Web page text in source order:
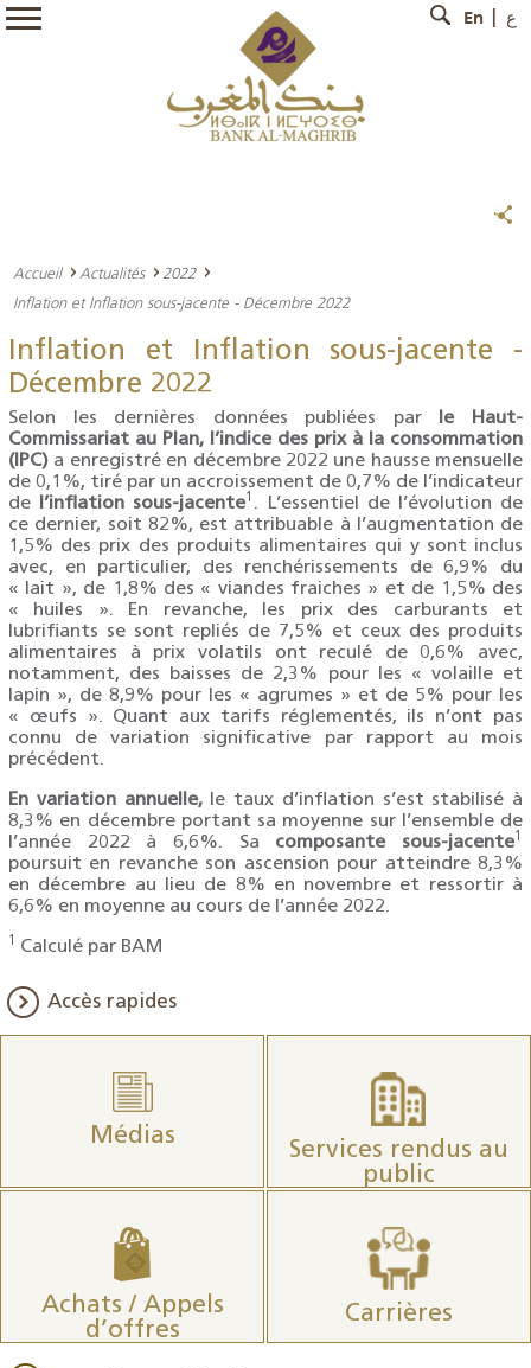
En ع
Accueil Actualités
2022
Inflation et Inflation sous-jacente - Décembre 2022
Inflation et Inflation sous-jacente -
Décembre 2022
Selon les dernières données publiées par
le Haut-
Commissariat au Plan, l’indice des prix à la consommation
(IPC) a enregistré en décembre 2022 une hausse mensuelle
de 0,1%, tiré par un accroissement de 0,7% de l’indicateur
de
l’inflation sous-jacente1 . L’essentiel de l’évolution de
ce dernier, soit 82%, est attribuable à l’augmentation de
1,5% des prix des produits alimentaires qui y sont inclus
avec, en particulier, des renchérissements de 6,9% du
« lait », de 1,8% des « viandes fraiches » et de 1,5% des
« huiles ». En revanche, les prix des carburants et
lubrifiants se sont repliés de 7,5% et ceux des produits
alimentaires à prix volatils ont reculé de 0,6% avec,
notamment, des baisses de 2,3% pour les « volaille et
lapin », de 8,9% pour les « agrumes » et de 5% pour les
« œufs ». Quant aux tarifs réglementés, ils n’ont pas
connu de variation significative par rapport au mois
précédent.
En variation annuelle,
le taux d’inflation s’est stabilisé à
8,3% en décembre portant sa moyenne sur l’ensemble de
l’année 2022 à 6,6%. Sa composante sous-jacente1
poursuit en revanche son ascension pour atteindre 8,3%
en décembre au lieu de 8% en novembre et ressortir à
6,6% en moyenne au cours de l’année 2022.
1 Calculé par BAM
Accès rapides
Médias
Services rendus au
public
Achats / Appels
d’offres
Carrières